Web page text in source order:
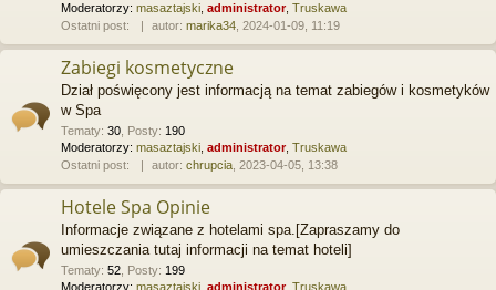
Moderatorzy: masaztajski administrator, Truskawa
Ostatni post:
autor: marika34 , 2024-01-09, 11:19
Zabiegi kosmetyczne
Dział poświęcony jest informacją na temat zabiegów i kosmetyków
w Spa
Tematy: 30 Posty: 190
Moderatorzy: masaztajski administrator, Truskawa
Ostatni post:
autor: chrupcia , 2023-04-05, 13:38
Hotele Spa Opinie
Informacje związane z hotelami spa.[Zapraszamy do
umieszczania tutaj informacji na temat hoteli]
Tematy: 52 Posty: 199
Moderatorzy: masaztajski administrator, Truskawa